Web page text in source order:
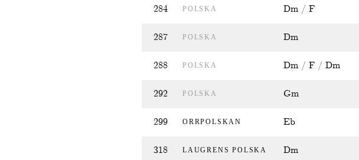
284 POLSKA Dm / F
287 POLSKA Dm
288 POLSKA Dm / F / Dm
292 POLSKA Gm
299 ORRPOLSKAN Eb
318 LAUGRENS POLSKA Dm